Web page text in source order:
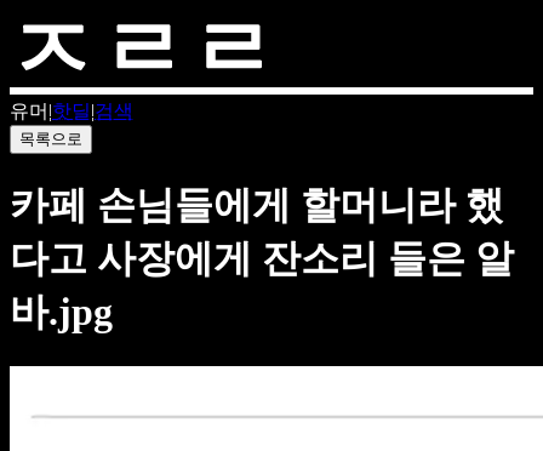
유머 |핫딜|검색
목록으로
카페 손님들에게 할머니라 했
다고 사장에게 잔소리 들은 알
바.jpg